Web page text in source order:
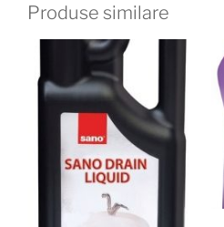
Produse similare